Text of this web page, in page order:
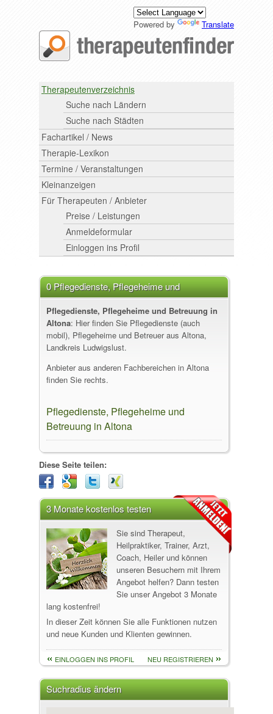
Powered by Translate
Therapeutenverzeichnis
Suche nach Ländern
Suche nach Städten
Fachartikel / News
Therapie-Lexikon
Termine / Veranstaltungen
Kleinanzeigen
Für Therapeuten / Anbieter
Preise / Leistungen
Anmeldeformular
Einloggen ins Profil
0 Pflegedienste, Pflegeheime und
Betreuung in Altona
Pflegedienste, Pflegeheime und Betreuung in
Altona: Hier finden Sie Pflegedienste (auch
mobil), Pflegeheime und Betreuer aus Altona,
Landkreis Ludwigslust.
Anbieter aus anderen Fachbereichen in Altona
finden Sie rechts.
Pflegedienste, Pflegeheime und
Betreuung in Altona
Diese Seite teilen:
3 Monate kostenlos testen
Sie sind Therapeut,
Heilpraktiker, Trainer, Arzt,
Coach, Heiler und können
unseren Besuchern mit Ihrem
Angebot helfen? Dann testen
Sie unser Angebot 3 Monate
lang kostenfrei!
In dieser Zeit können Sie alle Funktionen nutzen
und neue Kunden und Klienten gewinnen.
EINLOGGEN INS PROFIL NEU REGISTRIEREN
Suchradius ändern